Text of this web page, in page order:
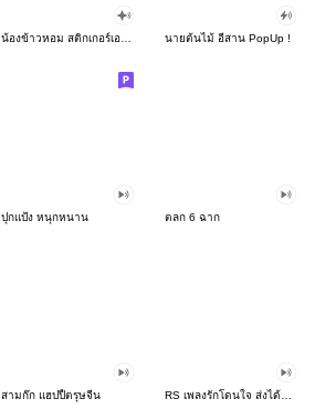
น้องข้าวหอม สติกเกอร์เอฟเฟกต์ นายต้นไม้ อีสาน PopUp !
ปุกแป้ง หนุกหนาน ตลก 6 ฉาก
สามก๊ก แฮปปี้ตรุษจีน RS เพลงรักโดนใจ ส่งได้ทุกอารมณ์